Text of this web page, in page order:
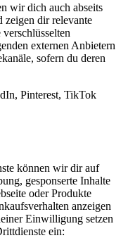
wir dich auch abseits
zeigen dir relevante
externen Anbietern
sofern du deren
Pinterest, TikTok
können wir dir auf
gesponserte Inhalte
oder Produkte
anzeigen
Einwilligung setzen
ein: